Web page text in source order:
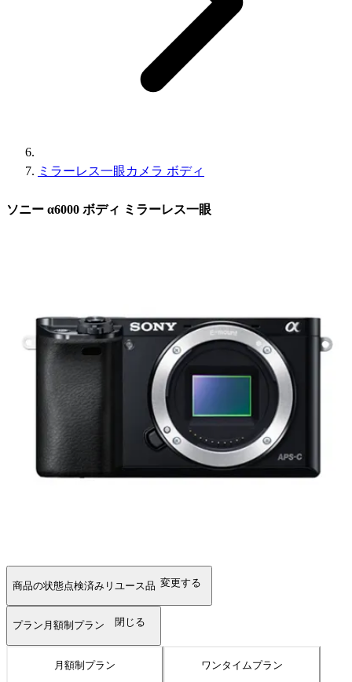
ミラーレス一眼カメラ ボディ
ソニー α6000 ボディ ミラーレス一眼
商品の状態点検済みリユース品 変更する
プラン 月額制プラン 閉じる
月額制プラン ワンタイムプラン